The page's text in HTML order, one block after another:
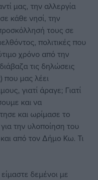
μας, την αλλεργία
κάθε νησί, την
τους σε
πολιτικές που
χρόνο από την
τις δηλώσεις
που μας λέει
γιατί άραγε; Γιατί
και να
και ωρίμασε το
την υλοποίηση του
από τον Δήμο Κω. Τι
δεμένοι με